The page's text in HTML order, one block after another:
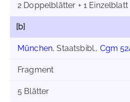
2 Doppelblätter + 1 Einzelblatt
[b]
München, Staatsbibl., Cgm
Fragment
5 Blätter